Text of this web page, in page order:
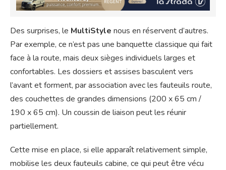
Des surprises, le MultiStyle nous en réservent d’autres.
Par exemple, ce n’est pas une banquette classique qui fait
face à la route, mais deux sièges individuels larges et
confortables. Les dossiers et assises basculent vers
l’avant et forment, par association avec les fauteuils route,
des couchettes de grandes dimensions (200 x 65 cm /
190 x 65 cm). Un coussin de liaison peut les réunir
partiellement.
Cette mise en place, si elle apparaît relativement simple,
mobilise les deux fauteuils cabine, ce qui peut être vécu